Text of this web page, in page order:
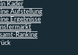
Kader
Aufstellung
Ergebnisse
Ranking